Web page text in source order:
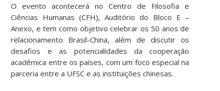
O evento acontecerá no Centro de Filosofia e
Ciências Humanas (CFH), Auditório do Bloco E –
Anexo, e tem como objetivo celebrar os 50 anos de
relacionamento Brasil-China, além de discutir os
desafios e as potencialidades da cooperação
acadêmica entre os países, com um foco especial na
parceria entre a UFSC e as instituições chinesas.